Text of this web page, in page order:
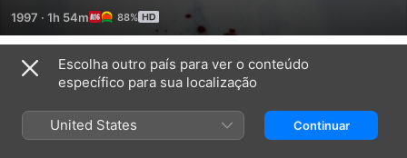
com a resolução de um acidente de caça fatal, levando a
uma série de acontecimentos trágicos.
1997 · 1h 54m 88%
Trailers
Escolha outro país para ver o conteúdo
específico para sua localização
United States Continuar